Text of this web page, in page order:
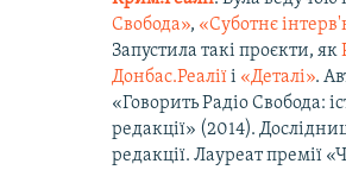
Свобода», «Суботнє
Запустила такі проєкти, як
Донбас.Реаліїі «Деталі».
«Говорить Радіо Свобода:
редакції» (2014).
редакції. Лауреат премії